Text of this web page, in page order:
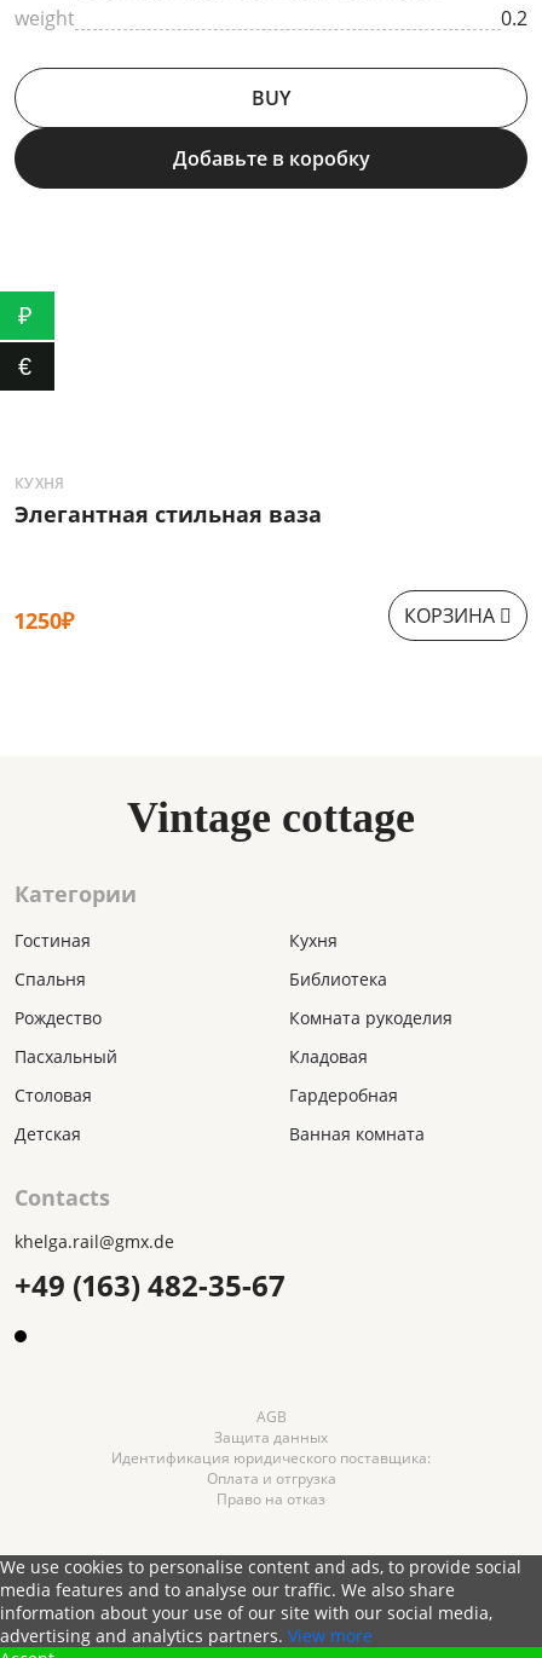
weight
0.2
BUY
Добавьте в коробку
КУХНЯ
Элегантная стильная ваза
1250₽ КОРЗИНА
Vintage cottage
Категории
Гостиная
Спальня
Рождество
Пасхальный
Столовая
Детская
Кухня
Библиотека
Комната рукоделия
Кладовая
Гардеробная
Ванная комната
Contacts
khelga.rail@gmx.dе
+49 (163) 482-35-67
AGB
Защита данных
Идентификация юридического поставщика:
Оплата и отгрузка
Право на отказ
We use cookies to personalise content and ads, to provide social
media features and to analyse our traffic. We also share
information about your use of our site with our social media,
advertising and analytics partners. View more
₽
€